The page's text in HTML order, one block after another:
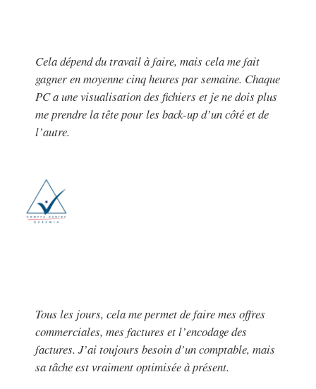
Cela dépend du travail à faire, mais cela me fait
gagner en moyenne cinq heures par semaine. Chaque
PC a une visualisation des fichiers et je ne dois plus
me prendre la tête pour les back-up d’un côté et de
l’autre.
Tous les jours, cela me permet de faire mes offres
commerciales, mes factures et l’encodage des
factures. J’ai toujours besoin d’un comptable, mais
sa tâche est vraiment optimisée à présent.